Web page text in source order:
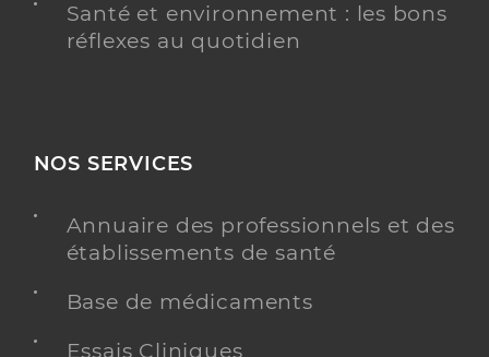
Santé et environnement : les bons
réflexes au quotidien
NOS SERVICES
Annuaire des professionnels et des
établissements de santé
Base de médicaments
Essais Cliniques